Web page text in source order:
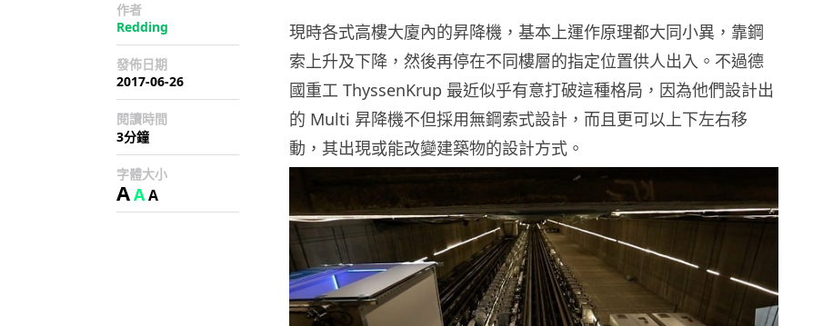
作者
Redding
發佈日期
2017-06-26
閱讀時間
3分鐘
字體大小
AAA
現時各式高樓大廈內的昇降機，基本上運作原理都大同小異，靠鋼
索上升及下降，然後再停在不同樓層的指定位置供人出入。不過德
國重工 ThyssenKrup 最近似乎有意打破這種格局，因為他們設計出
的 Multi 昇降機不但採用無鋼索式設計，而且更可以上下左右移
動，其出現或能改變建築物的設計方式。